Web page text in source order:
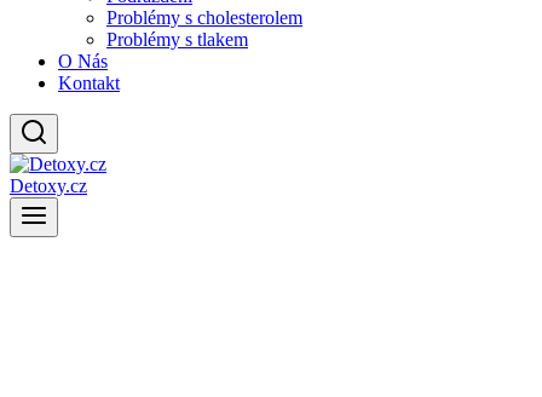
Problémy s cholesterolem
Problémy s tlakem
O Nás
Kontakt
Detoxy.cz